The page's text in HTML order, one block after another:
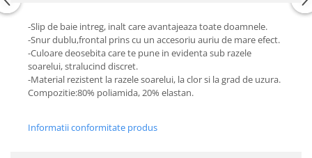
-Slip de baie intreg, inalt care avantajeaza toate doamnele.
-Snur dublu,frontal prins cu un accesoriu auriu de mare efect.
-Culoare deosebita care te pune in evidenta sub razele
soarelui, stralucind discret.
-Material rezistent la razele soarelui, la clor si la grad de uzura.
Compozitie:80% poliamida, 20% elastan.
Informatii conformitate produs